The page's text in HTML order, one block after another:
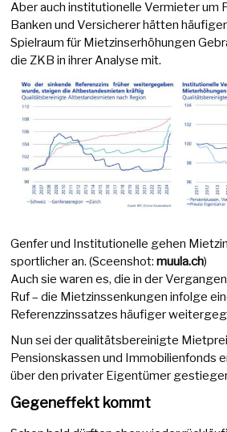
Aber auch institutionelle Vermieter um
Banken und Versicherer hätten
Spielraum für Mietzinserhöhungen
die ZKB in ihrer Analyse mit.
Genfer und Institutionelle gehen
sportlicher an. (Sceenshot:muula.ch)
Auch sie waren es, die in der
Ruf – die Mietzinssenkungen infolge
Referenzzinssatzes häufiger
Nun sei der qualitätsbereinigte
Pensionskassen und Immobilienfonds
über den privater Eigentümer
Gegeneffekt kommt